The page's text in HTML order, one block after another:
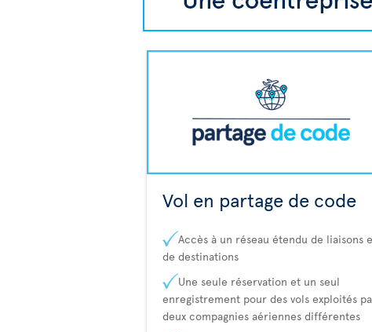
Vol en partage de code
Accès à un réseau étendu de liaisons
de destinations
Une seule réservation et un seul
enregistrement pour des vols exploités
deux compagnies aériennes différentes